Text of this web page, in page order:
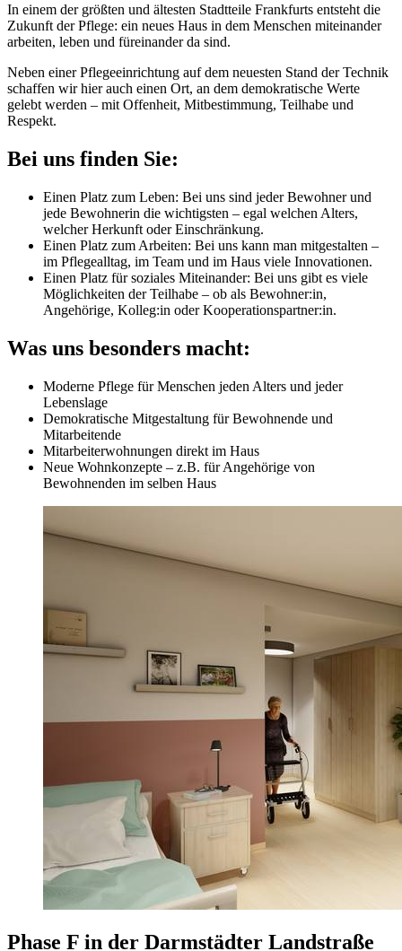
In einem der größten und ältesten Stadtteile Frankfurts entsteht die
Zukunft der Pflege: ein neues Haus in dem Menschen miteinander
arbeiten, leben und füreinander da sind.
Neben einer Pflegeeinrichtung auf dem neuesten Stand der Technik
schaffen wir hier auch einen Ort, an dem demokratische Werte
gelebt werden – mit Offenheit, Mitbestimmung, Teilhabe und
Respekt.
Bei uns finden Sie:
Einen Platz zum Leben: Bei uns sind jeder Bewohner und
jede Bewohnerin die wichtigsten – egal welchen Alters,
welcher Herkunft oder Einschränkung.
Einen Platz zum Arbeiten: Bei uns kann man mitgestalten –
im Pflegealltag, im Team und im Haus viele Innovationen.
Einen Platz für soziales Miteinander: Bei uns gibt es viele
Möglichkeiten der Teilhabe – ob als Bewohner:in,
Angehörige, Kolleg:in oder Kooperationspartner:in.
Was uns besonders macht:
Moderne Pflege für Menschen jeden Alters und jeder
Lebenslage
Demokratische Mitgestaltung für Bewohnende und
Mitarbeitende
Mitarbeiterwohnungen direkt im Haus
Neue Wohnkonzepte – z.B. für Angehörige von
Bewohnenden im selben Haus
Phase F in der Darmstädter Landstraße